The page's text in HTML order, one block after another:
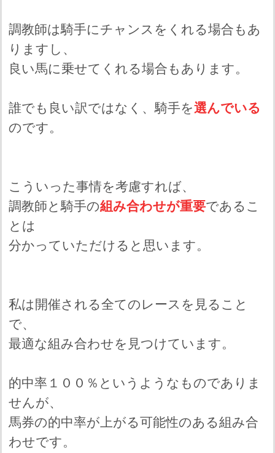
調教師は騎手にチャンスをくれる場合もあ
りますし、
良い馬に乗せてくれる場合もあります。
誰でも良い訳ではなく、騎手を選んでいる
のです。
こういった事情を考慮すれば、
調教師と騎手の組み合わせが重要であるこ
とは
分かっていただけると思います。
私は開催される全てのレースを見ること
で、
最適な組み合わせを見つけています。
的中率１００％というようなものでありま
せんが、
馬券の的中率が上がる可能性のある組み合
わせです。